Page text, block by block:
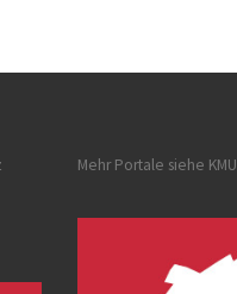
Mehr Portale siehe